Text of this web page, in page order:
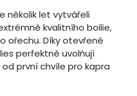
několik let vytvářeli
kvalitního boilie,
ořechu. Díky otevřené
perfektně uvolňují
první chvíle pro kapra